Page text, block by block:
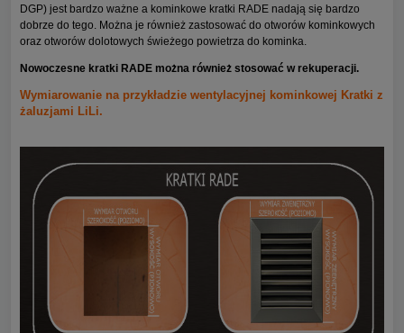
DGP) jest bardzo ważne a kominkowe kratki RADE nadają się bardzo
dobrze do tego. Można je również zastosować do otworów kominkowych
oraz otworów dolotowych świeżego powietrza do kominka.
Nowoczesne kratki RADE można również stosować w rekuperacji.
Wymiarowanie na przykładzie wentylacyjnej kominkowej Kratki z
żaluzjami LiLi.